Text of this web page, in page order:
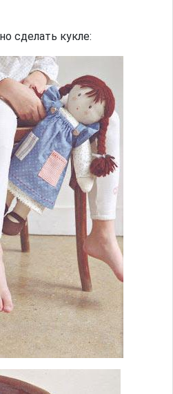
сделать кукле: